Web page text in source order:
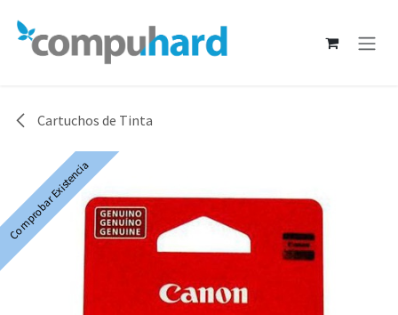
Cartuchos de Tinta
Comprobar Existencia